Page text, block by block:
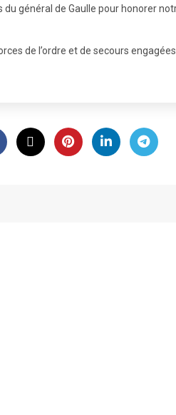
général de Gaulle pour honorer
de l’ordre et de secours